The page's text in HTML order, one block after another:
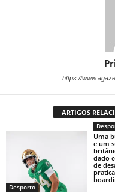
https://
ARTIGOS
Desporto
Uma
e um
dado
de